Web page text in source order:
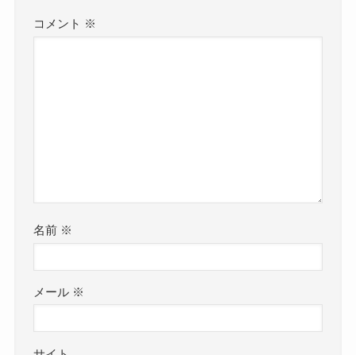
コメント ※
名前 ※
メール ※